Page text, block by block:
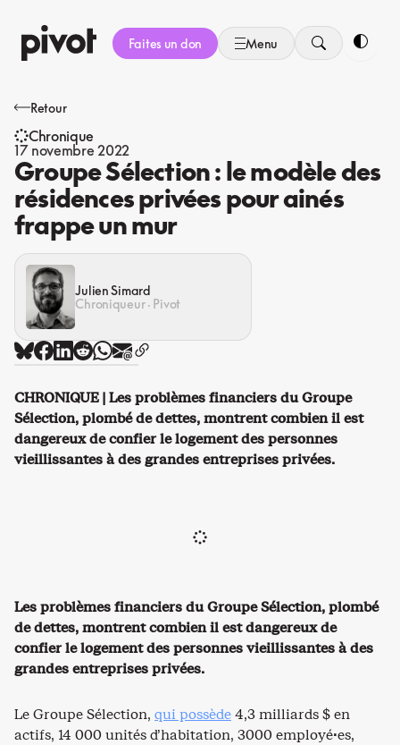
au
contenu
Faites un don Menu
Retour
Chronique
17 novembre 2022
Groupe Sélection : le modèle des
résidences privées pour ainés
frappe un mur
Julien Simard
Chroniqueur · Pivot
CHRONIQUE | Les problèmes financiers du Groupe
Sélection, plombé de dettes, montrent combien il est
dangereux de confier le logement des personnes
vieillissantes à des grandes entreprises privées.
Les problèmes financiers du Groupe Sélection, plombé
de dettes, montrent combien il est dangereux de
confier le logement des personnes vieillissantes à des
grandes entreprises privées.
Le Groupe Sélection, qui possède4,3 milliards $ en
actifs, 14 000 unités d’habitation, 3000 employé·es,